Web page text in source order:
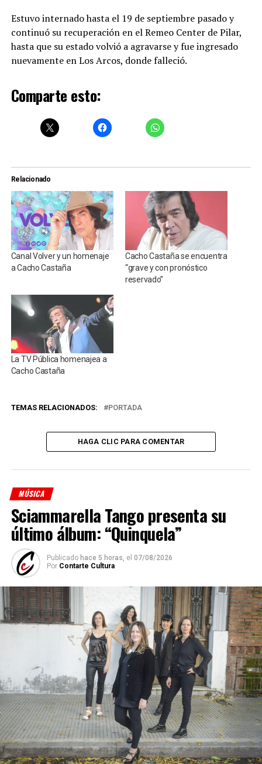
Estuvo internado hasta el 19 de septiembre pasado y
continuó su recuperación en el Remeo Center de Pilar,
hasta que su estado volvió a agravarse y fue ingresado
nuevamente en Los Arcos, donde falleció.
Comparte esto:
Relacionado
Canal Volver y un homenaje
a Cacho Castaña
Cacho Castaña se encuentra
“grave y con pronóstico
reservado”
La TV Pública homenajea a
Cacho Castaña
TEMAS RELACIONADOS: PORTADA
HAGA CLIC PARA COMENTAR
MÚSICA
Sciammarella Tango presenta su
último álbum: “Quinquela”
Publicado hace 5 horas, el 07/08/2026
Por Contarte Cultura